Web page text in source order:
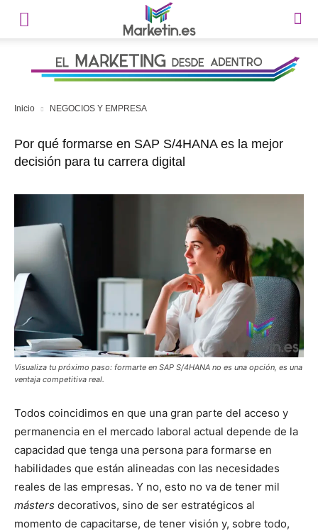
Inicio NEGOCIOS Y EMPRESA
Por qué formarse en SAP S/4HANA es la mejor
decisión para tu carrera digital
Visualiza tu próximo paso: formarte en SAP S/4HANA no es una opción, es una
ventaja competitiva real.
Todos coincidimos en que una gran parte del acceso y
permanencia en el mercado laboral actual depende de la
capacidad que tenga una persona para formarse en
habilidades que están alineadas con las necesidades
reales de las empresas. Y no, esto no va de tener mil
másters decorativos, sino de ser estratégicos al
momento de capacitarse, de tener visión y, sobre todo,